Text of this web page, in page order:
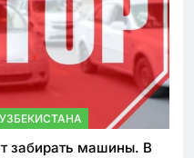
забирать машины. В